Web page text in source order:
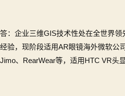
答：企业三维GIS技术性处在全世界
经验，现阶段适用AR眼镜海外微软公
Jimo、RearWear等，适用HTC VR头显